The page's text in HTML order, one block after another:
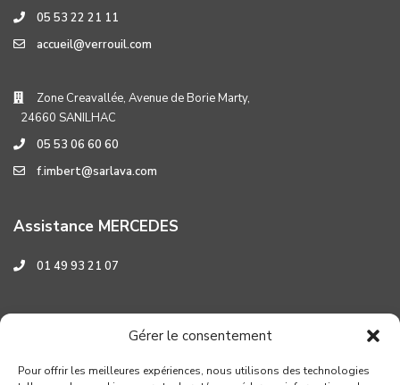
Gérer le consentement
Pour offrir les meilleures expériences, nous utilisons des technologies
05 53 22 21 11
accueil@verrouil.com
Zone Creavallée, Avenue de Borie Marty,
24660 SANILHAC
05 53 06 60 60
f.imbert@sarlava.com
Assistance MERCEDES
01 49 93 21 07
Assistance HYUNDAI